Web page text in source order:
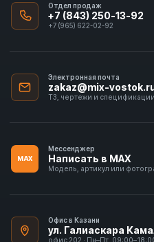
Отдел продаж
+7 (843) 250-13-92
+7 (965) 622-02-92
Электронная почта
zakaz@mix-
ТЗ, чертежи и спецификации
MAX
Мессенджер
Написать в MAX
Модель, артикул или
Офис в Казани
ул. Галиаскара
офис 202 · Пн–Пт,